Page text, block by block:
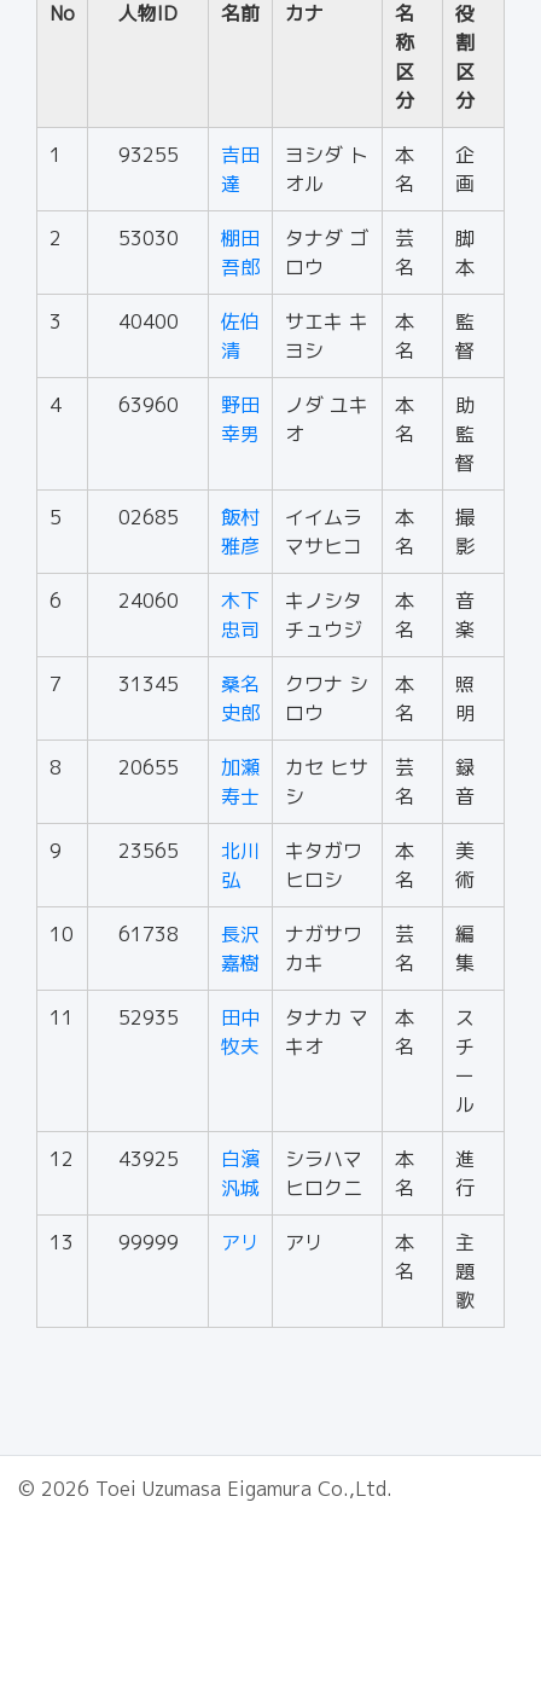
No 人物ID 名前 カナ
名
称
区
分
役
割
区
分
1 93255
吉田
達
ヨシダ ト
オル
本
名
企
画
2 53030
棚田
吾郎
タナダ ゴ
ロウ
芸
名
脚
本
3 40400
佐伯
清
サエキ キ
ヨシ
本
名
監
督
4 63960
野田
幸男
ノダ ユキ
オ
本
名
助
監
督
5 02685
飯村
雅彦
イイムラ
マサヒコ
本
名
撮
影
6 24060
木下
忠司
キノシタ
チュウジ
本
名
音
楽
7 31345
桑名
史郎
クワナ シ
ロウ
本
名
照
明
8 20655
加瀬
寿士
カセ ヒサ
シ
芸
名
録
音
9 23565
北川
弘
キタガワ
ヒロシ
本
名
美
術
10 61738
長沢
嘉樹
ナガサワ
カキ
芸
名
編
集
11 52935
田中
牧夫
タナカ マ
キオ
本
名
ス
チ
ー
ル
12 43925
白濱
汎城
シラハマ
ヒロクニ
本
名
進
行
13 99999 アリ アリ
本
名
主
題
歌
© 2026 Toei Uzumasa Eigamura Co.,Ltd.